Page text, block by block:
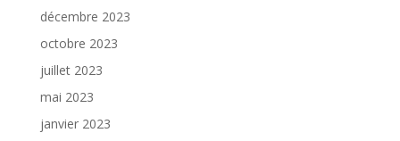
décembre 2023
octobre 2023
juillet 2023
mai 2023
janvier 2023